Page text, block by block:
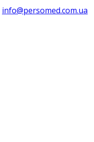
info@persomed.com.ua